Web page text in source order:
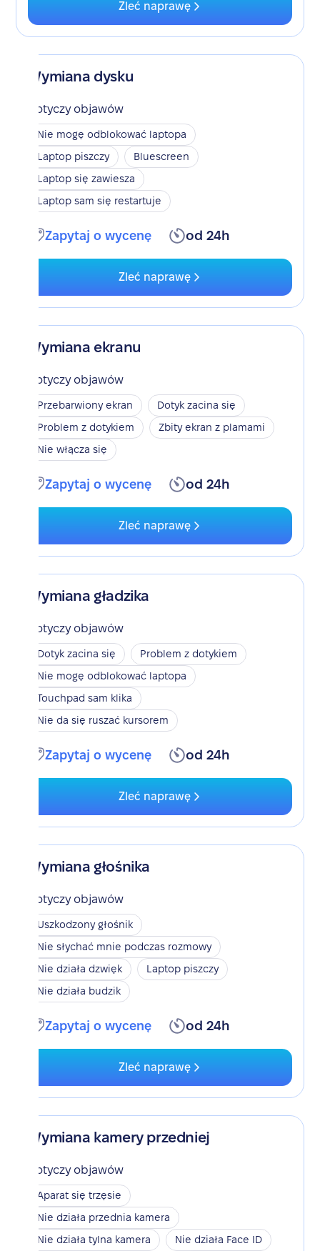
Zleć naprawę
Wymiana dysku
Dotyczy objawów
Nie mogę odblokować laptopa
Laptop piszczy
Bluescreen
Laptop się zawiesza
Laptop sam się restartuje
Zapytaj o wycenę od 24h
Zleć naprawę
Wymiana ekranu
Dotyczy objawów
Przebarwiony ekran
Dotyk zacina się
Problem z dotykiem
Zbity ekran z plamami
Nie włącza się
Zapytaj o wycenę od 24h
Zleć naprawę
Wymiana gładzika
Dotyczy objawów
Dotyk zacina się
Problem z dotykiem
Nie mogę odblokować laptopa
Touchpad sam klika
Nie da się ruszać kursorem
Zapytaj o wycenę od 24h
Zleć naprawę
Wymiana głośnika
Dotyczy objawów
Uszkodzony głośnik
Nie słychać mnie podczas rozmowy
Nie działa dzwięk
Laptop piszczy
Nie działa budzik
Zapytaj o wycenę od 24h
Zleć naprawę
Wymiana kamery przedniej
Dotyczy objawów
Aparat się trzęsie
Nie działa przednia kamera
Nie działa tylna kamera
Nie działa Face ID